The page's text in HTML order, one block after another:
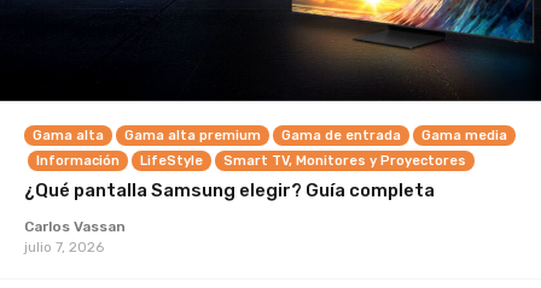
Gama alta Gama alta premium Gama de entrada
Gama media
Información
LifeStyle Smart TV, Monitores y Proyectores
¿Qué pantalla Samsung elegir? Guía completa
Carlos Vassan
julio 7, 2026